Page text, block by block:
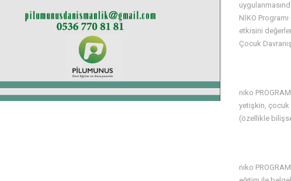
NİKO
etkisini
Çocuk
niko
yetişkin,
(özellikle
niko